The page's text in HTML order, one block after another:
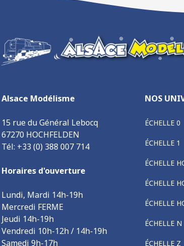
Alsace Modélisme
15 rue du Général Lebocq
67270 HOCHFELDEN
Tél: +33 (0) 388 007 714
Horaires d'ouverture
Lundi, Mardi 14h-19h
Mercredi FERME
Jeudi 14h-19h
Vendredi 10h-12h / 14h-19h
Samedi 9h-17h
NOS
ÉCHELLE 0
ÉCHELLE 1
ÉCHELLE
ÉCHELLE
ÉCHELLE
ÉCHELLE N
ÉCHELLE Z